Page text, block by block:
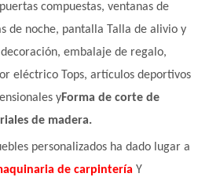
compuestas, ventanas de
de noche, pantalla Talla de alivio y
embalaje de regalo,
eléctrico
Tops, artículos deportivos
yForma de corte de
de madera.
personalizados ha dado lugar a
de carpintería Y